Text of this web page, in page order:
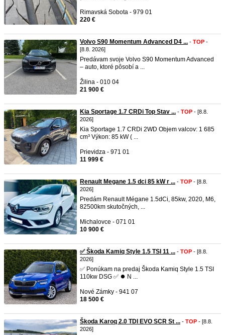
Rimavská Sobota - 979 01
220 €
Volvo S90 Momentum Advanced D4 ... - TOP -
[8.8. 2026]
Predávam svoje Volvo S90 Momentum Advanced
– auto, ktoré pôsobí a ...
Žilina - 010 04
21 900 €
Kia Sportage 1.7 CRDi Top Stav ... - TOP - [8.8.
2026]
Kia Sportage 1.7 CRDi 2WD Objem valcov: 1 685
cm³ Výkon: 85 kW ( ...
Prievidza - 971 01
11 999 €
Renault Megane 1.5 dci 85 kW r ... - TOP - [8.8.
2026]
Predám Renault Mégane 1.5dCi, 85kw, 2020, M6,
82500km skutočných, ...
Michalovce - 071 01
10 900 €
✅ Škoda Kamiq Style 1.5 TSI 11 ... - TOP - [8.8.
2026]
✅ Ponúkam na predaj Škoda Kamiq Style 1.5 TSI
110kw DSG ✅ ⏺️ N ...
Nové Zámky - 941 07
18 500 €
Škoda Karoq 2.0 TDI EVO SCR St ... - TOP - [8.8.
2026]